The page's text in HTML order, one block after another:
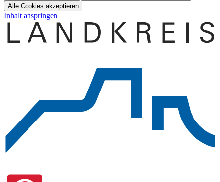
Alle Cookies akzeptieren
Inhalt anspringen